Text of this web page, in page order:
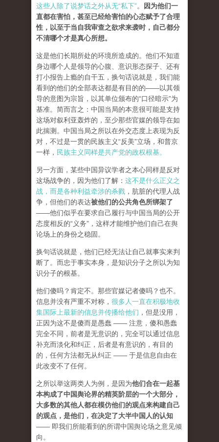
这些人除了说梦话之外从无“私下”。
因为他们一
直都在害怕，甚至已经给害怕的心态赋予了合理
性，以至于当自我审查之欲求来袭时，自己都分
不清哪个才是真心所想。
这是他们长期所处的环境所造成的。他们不知道
身边哪个人是领导的心腹、意识形态探子、还有
打小报告上瘾的自干五，换句话说就是，我们能
看到的他们的全部表达都是有目的的——以其领
导的意图为宗旨，以其单位颁布的“口径暗示”为
基准。简而言之：中国当局的本意很可能是支持
这场对叙利亚轰炸的，至少那些官媒的领导在如
此揣测。中国当局之所以在外交态度上表现为反
对，不过是一贯的民族主义“反美”立场，和普京
一样， 民族主义同样是共产党的政权根基。
另一方面，某些中国异议学者之本心同样是反对
这场战争的，因为他们了解： 这不是什么正义之
战，而是各种利益牵涉的杀戮 ，肮脏的代理人战
争，但他们的表达被他们的公共角色所绑架了
——他们似乎在要求自己履行与中国当局的公开
态度相反的“义务”，这样才能维护他们自己在舆
论场上的身份之稳固。
换句话说就是，他们已经无法让自己就事实来判
断了。而忠于事实本身，是知识分子之所以为知
识分子的根基。
他们傻吗？肯定不。那些官媒记者傻吗？也不。
信息并没有严重不对称， 很多人一直在积极地收
集国际上最新的信息并传播给他们 ，但是没用，
正因为这不是傻而是愚蠢 —— 注意，傻和愚蠢
完全不同，前者是无意识的，完全可以通过信息
补充而淡化和纠正，后者是有意识的，有目的
的，任何方法都无从纠正 —— 于是信息自由在
此改变不了任何。
之所以举这两类人为例，是因为他们合在一起基
本构成了中国舆论界的精英阶层的一个大部分，
大多数的其他人都在模仿他们的观点来构建自己
的观点，是他们，在决定了大半中国人的认知
—— 即我们所能看到的所谓中国舆论场之意见倾
向。